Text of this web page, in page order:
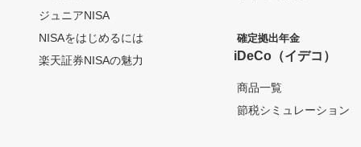
ジュニアNISA
NISAをはじめるには
楽天証券NISAの魅力
確定拠出年金
iDeCo（イデコ）
商品一覧
節税シミュレーション